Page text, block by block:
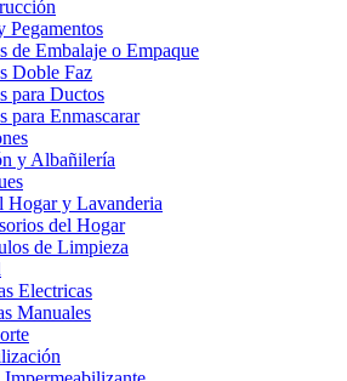
Pegamentos
de Embalaje o Empaque
Doble Faz
para Ductos
para Enmascarar
y Albañilería
Hogar y Lavanderia
del Hogar
de Limpieza
Electricas
Manuales